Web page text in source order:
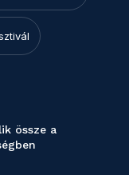
össze a